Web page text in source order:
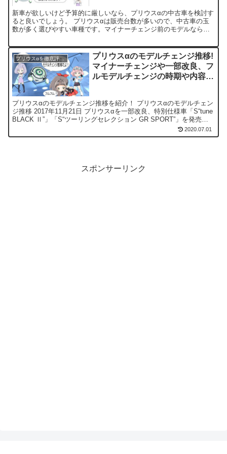
新車が欲しいけど予算的に厳しいなら、プリウスαの中古車を検討す
ると良いでしょう。 プリウスαは販売台数が多いので、中古車の玉
数が多く選びやすい車種です。マイナーチェンジ前のモデルなら現
プリウスαを徹底評価！
プリウスαのモデルチェンジ推移!
マイナーチェンジや一部改良、フ
ルモデルチェンジの時期や内容が
プリウスαのモデルチェンジ推移を紹介！ プリウスαのモデルチェン
ジ推移 2017年11月21日 プリウスαを一部改良、特別仕様車「S“tune
BLACK Ⅱ”」「S“ツーリングセレクション GR SPORT”」を発売
2020.07.01
スポンサーリンク